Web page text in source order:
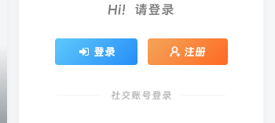
Hi！请登录
登录 注册
社交账号登录